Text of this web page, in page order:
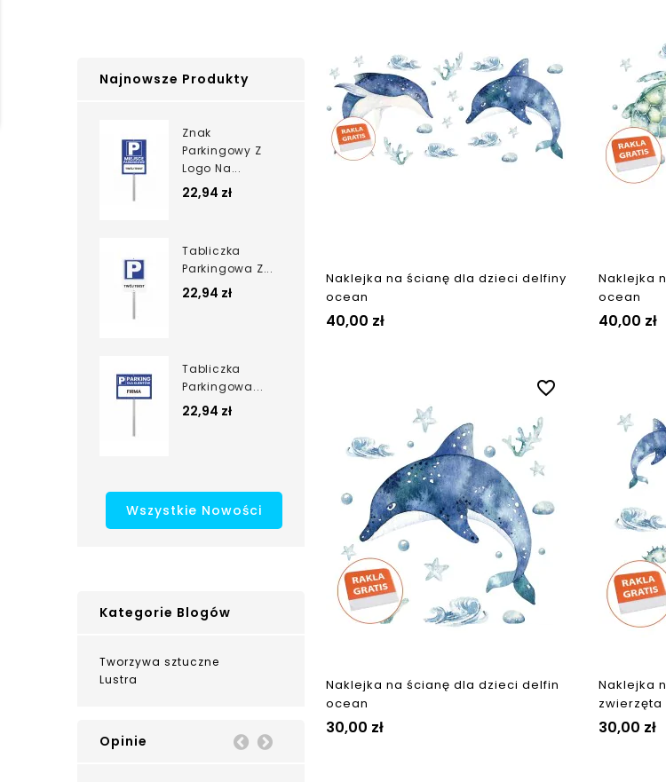
Najnowsze Produkty
Znak
Parkingowy Z
Logo Na...
22,94 zł
Tabliczka
Parkingowa Z...
22,94 zł
Tabliczka
Parkingowa...
22,94 zł
Wszystkie Nowości
Kategorie Blogów
Tworzywa sztuczne
Lustra
Opinie Prev
Naklejka na ścianę dla dzieci delfiny
ocean
40,00 zł
Naklejka
ocean
40,00 zł
favorite_border
Naklejka na ścianę dla dzieci delfin
ocean
30,00 zł
Naklejka
zwierzęta
30,00 zł